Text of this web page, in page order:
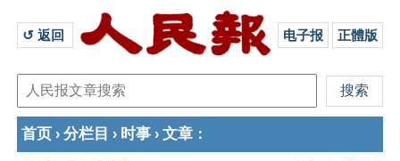
↺ 返回 电子报 正體版
首页 › 分栏目 › 时事 › 文章 ：